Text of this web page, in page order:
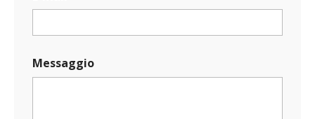
Messaggio